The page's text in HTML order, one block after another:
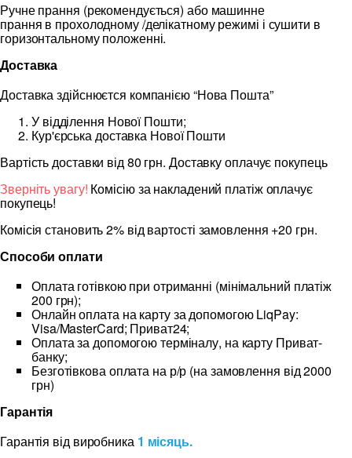
Ручне прання (рекомендується) або машинне
прання в прохолодному /делікатному режимі і сушити в
горизонтальному положенні.
Доставка
Доставка здійснюєтся компанією “Нова Пошта”
У відділення Нової Пошти;
Кур'єрська доставка Нової Пошти
Вартість доставки від 80 грн. Доставку оплачує покупець
Зверніть увагу! Комісію за накладений платіж оплачує
покупець!
Комісія становить 2% від вартості замовлення +20 грн.
Способи оплати
Оплата готівкою при отриманні (мінімальний платіж
200 грн);
Онлайн оплата на карту за допомогою LiqPay:
Visa/MasterCard; Приват24;
Оплата за допомогою терміналу, на карту Приват-
банку;
Безготівкова оплата на р/р (на замовлення від 2000
грн)
Гарантія
Гарантія від виробника 1 місяць.